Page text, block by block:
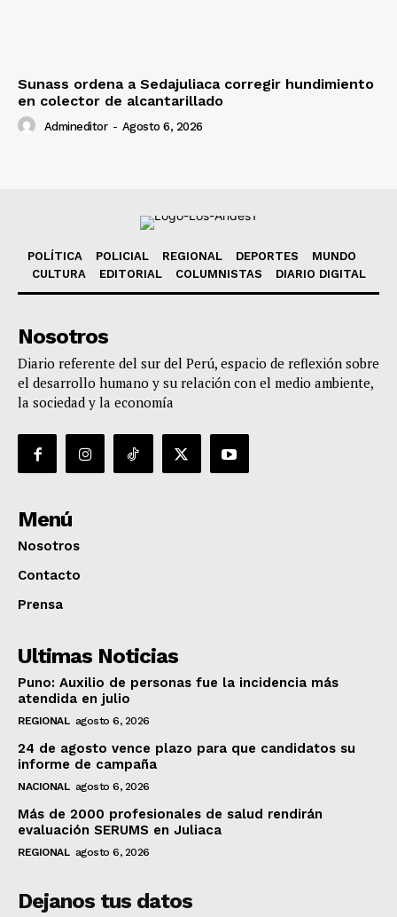
Sunass ordena a Sedajuliaca corregir hundimiento
en colector de alcantarillado
Admineditor - Agosto 6, 2026
POLÍTICA POLICIAL REGIONAL DEPORTES
MUNDO
CULTURA
EDITORIAL COLUMNISTAS DIARIO DIGITAL
Nosotros
Diario referente del sur del Perú, espacio de reflexión sobre
el desarrollo humano y su relación con el medio ambiente,
la sociedad y la economía
Menú
Nosotros
Contacto
Prensa
Ultimas Noticias
Puno: Auxilio de personas fue la incidencia más
atendida en julio
REGIONAL agosto 6, 2026
24 de agosto vence plazo para que candidatos su
informe de campaña
NACIONAL agosto 6, 2026
Más de 2000 profesionales de salud rendirán
evaluación SERUMS en Juliaca
REGIONAL agosto 6, 2026
Dejanos tus datos